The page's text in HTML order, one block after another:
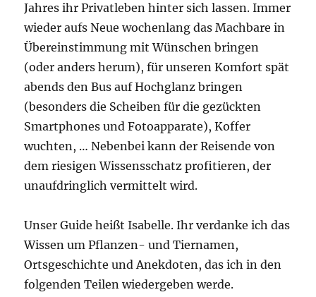
Jahres ihr Privatleben hinter sich lassen. Immer
wieder aufs Neue wochenlang das Machbare in
Übereinstimmung mit Wünschen bringen
(oder anders herum), für unseren Komfort spät
abends den Bus auf Hochglanz bringen
(besonders die Scheiben für die gezückten
Smartphones und Fotoapparate), Koffer
wuchten, … Nebenbei kann der Reisende von
dem riesigen Wissensschatz profitieren, der
unaufdringlich vermittelt wird.
Unser Guide heißt Isabelle. Ihr verdanke ich das
Wissen um Pflanzen- und Tiernamen,
Ortsgeschichte und Anekdoten, das ich in den
folgenden Teilen wiedergeben werde.